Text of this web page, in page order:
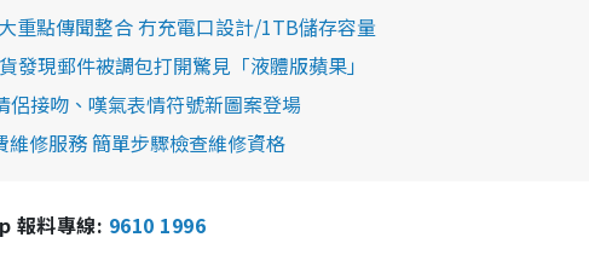
重點傳聞整合 冇充電口設計/1TB儲存容量
現郵件被調包打開驚見「液體版蘋果」
接吻、嘆氣表情符號新圖案登場
修服務 簡單步驟檢查維修資格
報料專線: 9610 1996